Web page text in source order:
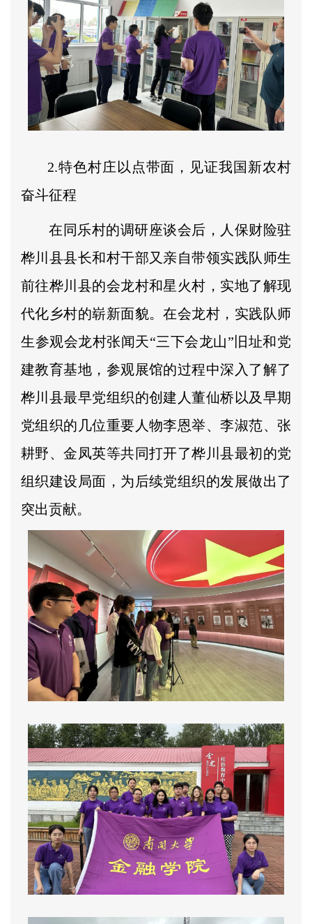
2.特色村庄以点带面，见证我国新农村
奋斗征程
在同乐村的调研座谈会后，人保财险驻
桦川县县长和村干部又亲自带领实践队师生
前往桦川县的会龙村和星火村，实地了解现
代化乡村的崭新面貌。在会龙村，实践队师
生参观会龙村张闻天“三下会龙山”旧址和党
建教育基地，参观展馆的过程中深入了解了
桦川县最早党组织的创建人董仙桥以及早期
党组织的几位重要人物李恩举、李淑范、张
耕野、金凤英等共同打开了桦川县最初的党
组织建设局面，为后续党组织的发展做出了
突出贡献。